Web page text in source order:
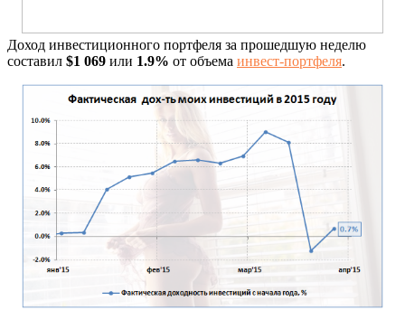
Доход инвестиционного портфеля за прошедшую неделю
составил $1 069 или 1.9% от объема инвест-портфеля.